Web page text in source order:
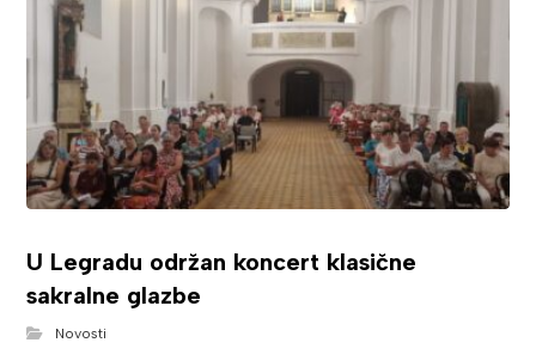
U Legradu održan koncert klasične
sakralne glazbe
Novosti